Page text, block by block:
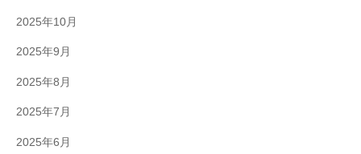
2025年10月
2025年9月
2025年8月
2025年7月
2025年6月